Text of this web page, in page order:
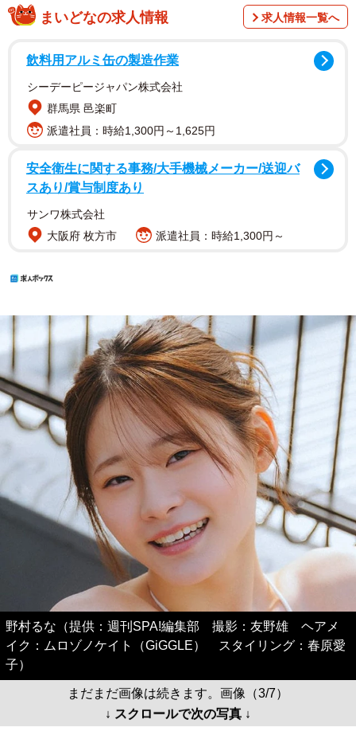
まいどなの求人情報 求人情報一覧へ
飲料用アルミ缶の製造作業
シーデーピージャパン株式会社
群馬県 邑楽町
派遣社員：時給1,300円～1,625円
安全衛生に関する事務/大手機械メーカー/送迎バ
スあり/賞与制度あり
サンワ株式会社
大阪府 枚方市
派遣社員：時給1,300円～
野村るな（提供：週刊SPA!編集部 撮影：友野雄 ヘアメ
イク：ムロゾノケイト（GiGGLE） スタイリング：春原愛
子）
まだまだ画像は続きます。画像（3/7）
↓ スクロールで次の写真 ↓